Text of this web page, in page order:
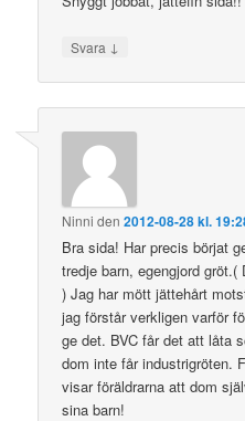
Svara ↓
Ninni den2012-08-28 kl.
Bra sida! Har precis börjat
tredje barn, egengjord
) Jag har mött jättehårt
jag förstår verkligen varför
ge det. BVC får det att låta
dom inte får industrigröten.
visar föräldrarna att dom
sina barn!